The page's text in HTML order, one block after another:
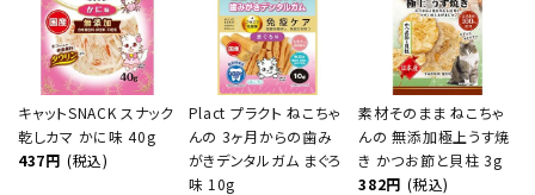
キャットSNACK スナック
乾しカマ かに味 40g
437円 (税込)
Plact プラクト ねこちゃ
んの 3ヶ月からの歯み
がきデンタルガム まぐろ
味 10g
素材そのまま ねこちゃ
んの 無添加極上うす焼
き かつお節と貝柱 3g
382円 (税込)